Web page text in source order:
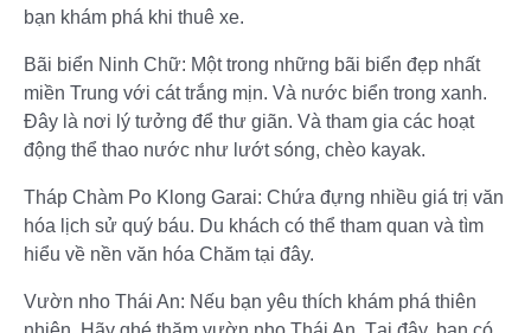
bạn khám phá khi thuê xe.
Bãi biển Ninh Chữ: Một trong những bãi biển đẹp nhất
miền Trung với cát trắng mịn. Và nước biển trong xanh.
Đây là nơi lý tưởng để thư giãn. Và tham gia các hoạt
động thể thao nước như lướt sóng, chèo kayak.
Tháp Chàm Po Klong Garai: Chứa đựng nhiều giá trị văn
hóa lịch sử quý báu. Du khách có thể tham quan và tìm
hiểu về nền văn hóa Chăm tại đây.
Vườn nho Thái An: Nếu bạn yêu thích khám phá thiên